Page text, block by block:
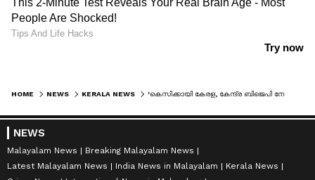
HOME NEWS KERALA NEWS 'കെസിക്കായി കേരള, കേന്ദ്ര ബിജെപി നേതൃത്വങ്ങൾ തമ്മിൽ പൊരിഞ്ഞ പോര്!' ട്രോൾ പങ്കുവച്ച് മറുപടിയുമായി രാജീവ് ചന്ദ്രശേഖർ
NEWS
Malayalam News
Breaking Malayalam News
Latest Malayalam News
India News in Malayalam
Kerala News